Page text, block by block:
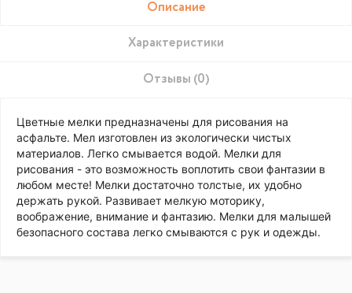
Описание
Характеристики
Отзывы (0)
Цветные мелки предназначены для рисования на
асфальте. Мел изготовлен из экологически чистых
материалов. Легко смывается водой. Мелки для
рисования - это возможность воплотить свои фантазии в
любом месте! Мелки достаточно толстые, их удобно
держать рукой. Развивает мелкую моторику,
воображение, внимание и фантазию. Мелки для малышей
безопасного состава легко смываются с рук и одежды.